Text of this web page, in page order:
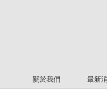
關於我們 最新